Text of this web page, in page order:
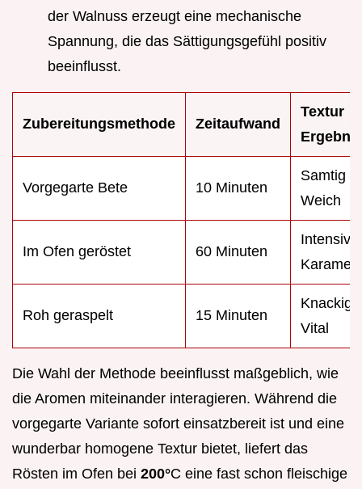
der Walnuss erzeugt eine mechanische
Spannung, die das Sättigungsgefühl positiv
beeinflusst.
Zubereitungsmethode Zeitaufwand
Textur
Ergebnis
Vorgegarte Bete 10 Minuten
Samtig &
Weich
Im Ofen geröstet 60 Minuten
Intensiv
Roh geraspelt 15 Minuten
Knackig
Vital
Die Wahl der Methode beeinflusst maßgeblich, wie
die Aromen miteinander interagieren. Während die
vorgegarte Variante sofort einsatzbereit ist und eine
wunderbar homogene Textur bietet, liefert das
Rösten im Ofen bei 200°C eine fast schon fleischige